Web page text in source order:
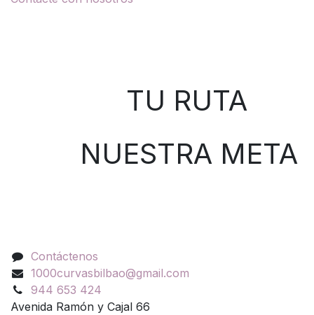
TU RUTA
NUESTRA META
Contáctenos
1000curvasbilbao@gmail.com
944 653 424
Avenida Ramón y Cajal 66